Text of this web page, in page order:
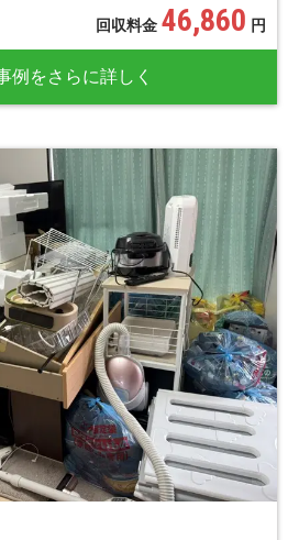
回収料金 46,860 円
例をさらに詳しく